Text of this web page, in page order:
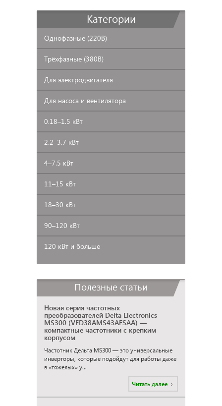
Категории
Однофазные (220В)
Трёхфазные (380В)
Для электродвигателя
Для насоса и вентилятора
0.18–1.5 кВт
2.2–3.7 кВт
4–7.5 кВт
11–15 кВт
18–30 кВт
90–120 кВт
120 кВт и больше
Полезные статьи
Новая серия частотных
преобразователей Delta Electronics
MS300 (VFD38AMS43AFSAA) —
компактные частотники с крепким
корпусом
Частотник Дельта MS300 — это универсальные
инверторы, которые подойдут для работы даже
в «тяжелых» у...
Читать далее